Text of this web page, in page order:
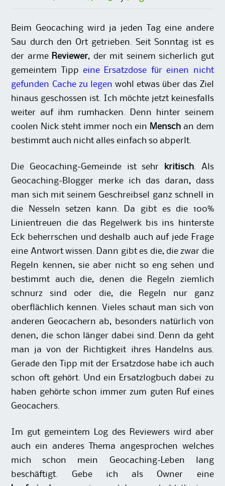
Beim Geocaching wird ja jeden Tag eine andere
Sau durch den Ort getrieben. Seit Sonntag ist es
der arme Reviewer, der mit seinem sicherlich gut
gemeintem Tippeine Ersatzdose für einen nicht
gefunden Cache zu legen wohl etwas über das Ziel
hinaus geschossen ist. Ich möchte jetzt keinesfalls
weiter auf ihm rumhacken. Denn hinter seinem
coolen Nick steht immer noch ein Mensch an dem
bestimmt auch nicht alles einfach so abperlt.
Die Geocaching-Gemeinde ist sehr kritisch. Als
Geocaching-Blogger merke ich das daran, dass
man sich mit seinem Geschreibsel ganz schnell in
die Nesseln setzen kann. Da gibt es die 100%
Linientreuen die das Regelwerk bis ins hinterste
Eck beherrschen und deshalb auch auf jede Frage
eine Antwort wissen. Dann gibt es die, die zwar die
Regeln kennen, sie aber nicht so eng sehen und
bestimmt auch die, denen die Regeln ziemlich
schnurz sind oder die, die Regeln nur ganz
oberflächlich kennen. Vieles schaut man sich von
anderen Geocachern ab, besonders natürlich von
denen, die schon länger dabei sind. Denn da geht
man ja von der Richtigkeit ihres Handelns aus.
Gerade den Tipp mit der Ersatzdose habe ich auch
schon oft gehört. Und ein Ersatzlogbuch dabei zu
haben gehörte schon immer zum guten Ruf eines
Geocachers.
Im gut gemeintem Log des Reviewers wird aber
auch ein anderes Thema angesprochen welches
mich schon mein Geocaching-Leben lang
beschäftigt. Gebe ich als Owner eine